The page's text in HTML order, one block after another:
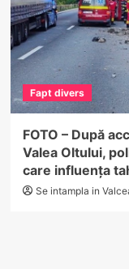
Fapt divers
FOTO – După
Valea Oltului,
care influența
Se intampla in